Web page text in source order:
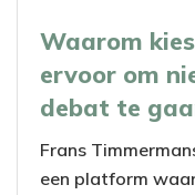
Waarom
ervoor om
debat te
Frans
een platform